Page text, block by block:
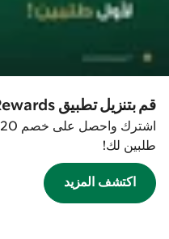
قم بتنزيل تطبيق Starbucks Rewards الآن
طلبين لك!
اكتشف المزيد